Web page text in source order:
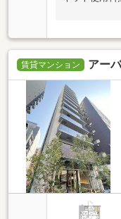
賃貸マンション アー